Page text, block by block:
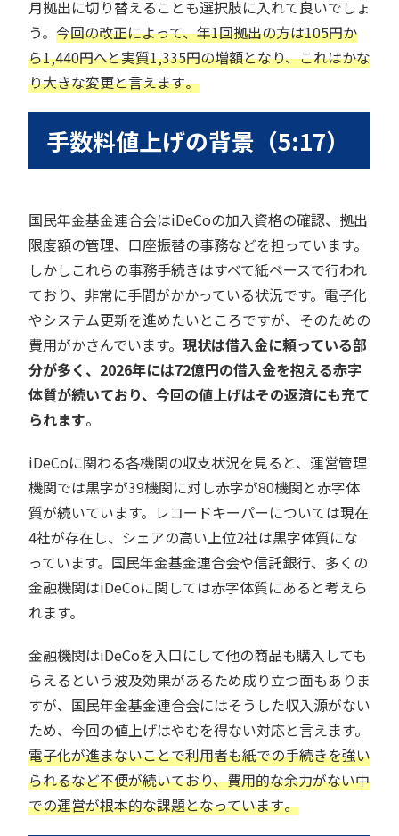
月拠出に切り替えることも選択肢に入れて良いでしょ
う。 今回の改正によって、年1回拠出の方は105円か
ら1,440円へと実質1,335円の増額となり、これはかな
り大きな変更と言えます。
手数料値上げの背景（5:17）
国民年金基金連合会はiDeCoの加入資格の確認、拠出
限度額の管理、口座振替の事務などを担っています。
しかしこれらの事務手続きはすべて紙ベースで行われ
ており、非常に手間がかかっている状況です。電子化
やシステム更新を進めたいところですが、そのための
費用がかさんでいます。 現状は借入金に頼っている部
分が多く、2026年には72億円の借入金を抱える赤字
体質が続いており、今回の値上げはその返済にも充て
られます。
iDeCoに関わる各機関の収支状況を見ると、運営管理
機関では黒字が39機関に対し赤字が80機関と赤字体
質が続いています。レコードキーパーについては現在
4社が存在し、シェアの高い上位2社は黒字体質にな
っています。国民年金基金連合会や信託銀行、多くの
金融機関はiDeCoに関しては赤字体質にあると考えら
れます。
金融機関はiDeCoを入口にして他の商品も購入しても
らえるという波及効果があるため成り立つ面もありま
すが、国民年金基金連合会にはそうした収入源がない
ため、今回の値上げはやむを得ない対応と言えます。
電子化が進まないことで利用者も紙での手続きを強い
られるなど不便が続いており、費用的な余力がない中
での運営が根本的な課題となっています。